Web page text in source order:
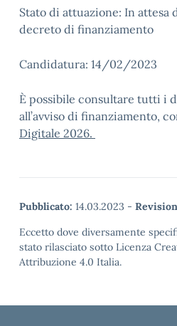
Stato di attuazione: In attesa
decreto di finanziamento
Candidatura: 14/02/2023
È possibile consultare tutti i
all’avviso di finanziamento,
Digitale 2026.
Pubblicato: 14.03.2023 -
Eccetto dove diversamente
stato rilasciato sotto Licenza
Attribuzione 4.0 Italia.